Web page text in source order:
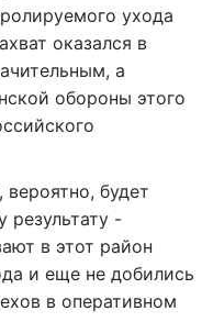
ухода
оказался в
а
обороны этого
будет
результату -
в этот район
и еще не добились
в оперативном